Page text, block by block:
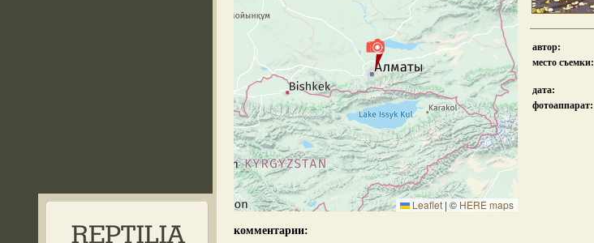
Leaflet | © HERE maps
автор:
место съемки:
дата:
фотоаппарат:
комментарии: